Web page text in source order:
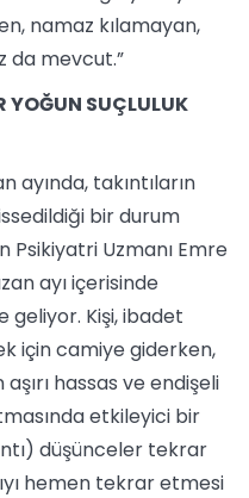
namaz kılamayan,
da mevcut.”
YOĞUN SUÇLULUK
ayında, takıntıların
bir durum
Psikiyatri Uzmanı Emre
ayı içerisinde
Kişi, ibadet
için camiye giderken,
hassas ve endişeli
etkileyici bir
düşünceler tekrar
hemen tekrar etmesi